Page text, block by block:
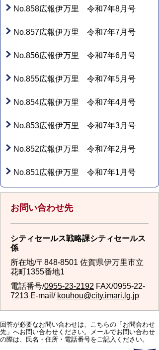
No.858広報伊万里 令和7年8月号
No.857広報伊万里 令和7年7月号
No.856広報伊万里 令和7年6月号
No.855広報伊万里 令和7年5月号
No.854広報伊万里 令和7年4月号
No.853広報伊万里 令和7年3月号
No.852広報伊万里 令和7年2月号
No.851広報伊万里 令和7年1月号
お問い合わせ先
シティセールス戦略課シティセールス
係
所在地/〒848-8501 佐賀県伊万里市立
花町1355番地1
電話番号/0955-23-2192 FAX/0955-22-
7213 E-mail/ kouhou@city.imari.lg.jp
回答が必要なお問い合わせは、こちらの「お問合わせ
先」へお問い合わせください。メールでお問い合わせ
の際は、氏名・住所・電話番号をご記入ください。